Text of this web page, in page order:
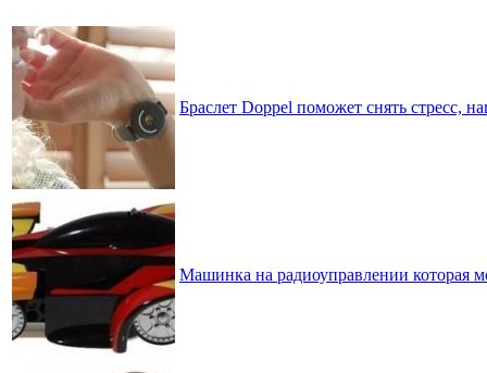
Браслет Doppel поможет снять стресс,
Машинка на радиоуправлении которая